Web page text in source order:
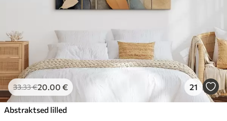
33.33€20.00 € 21
Abstraktsed lilled